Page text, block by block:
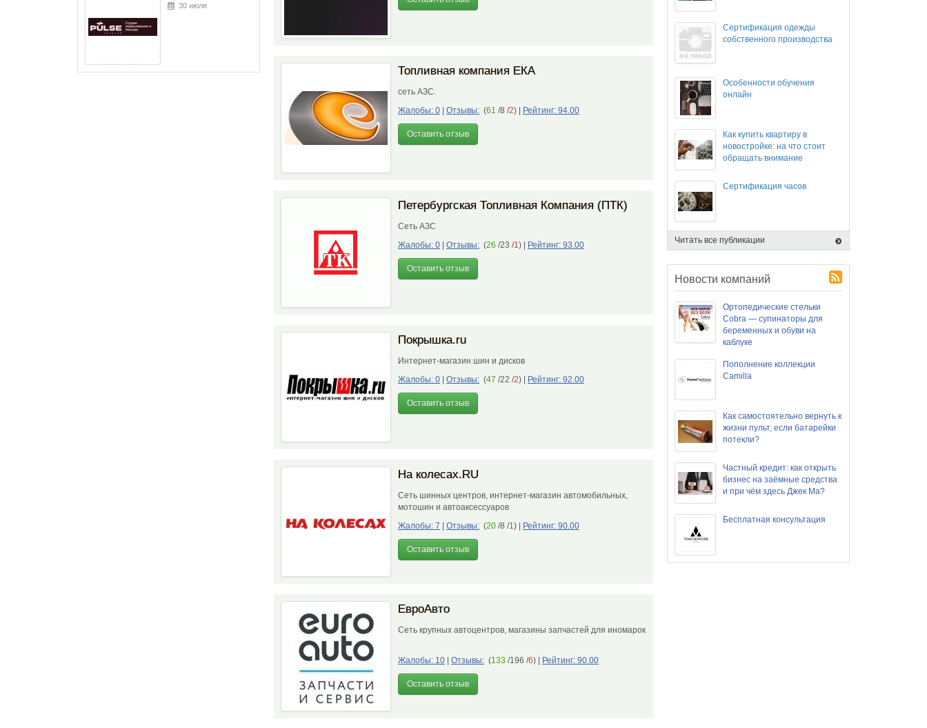
Топливная компания ЕКА
сеть АЗС.
Жалобы: 0
Отзывы: (61 /8 /2) Рейтинг: 94.00
Оставить отзыв
Петербургская Топливная Компания (ПТК)
Сеть АЗС
Жалобы: 0
Отзывы: (26 /23 /1) Рейтинг: 93.00
Оставить отзыв
Покрышка.ru
Интернет-магазин шин и дисков
Жалобы: 0
Отзывы: (47 /22 /2) Рейтинг: 92.00
Оставить отзыв
На колесах.RU
Сеть шинных центров, интернет-магазин автомобильных,
мотошин и автоаксессуаров
Жалобы: 7
Отзывы: (20 /8 /1) Рейтинг: 90.00
Оставить отзыв
ЕвроАвто
Сеть крупных автоцентров, магазины запчастей для иномарок
Жалобы: 10 Отзывы: (133 /196 /6) Рейтинг: 90.00
Оставить отзыв
30 июля
Сертификация одежды
собственного производства
Особенности обучения
онлайн
Как купить квартиру в
новостройке: на что стоит
обращать внимание
Сертификация часов
Читать все публикации
Новости компаний
Ортопедические стельки
Cobra — супинаторы для
беременных и обуви на
каблуке
Пополнение коллекции
Camilla
Как самостоятельно вернуть к
жизни пульт, если батарейки
потекли?
Частный кредит: как открыть
бизнес на заёмные средства
и при чём здесь Джек Ма?
Бесплатная консультация